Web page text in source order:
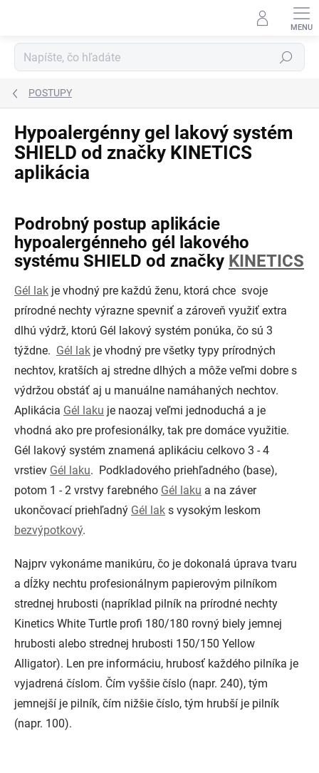
Hľadať
POSTUPY
Hypoalergénny gel lakový systém
SHIELD od značky KINETICS
aplikácia
Podrobný postup aplikácie
hypoalergénneho gél lakového
systému SHIELD od značky KINETICS
Gél lak je vhodný pre každú ženu, ktorá chce svoje
prírodné nechty výrazne spevniť a zároveň využiť extra
dlhú výdrž, ktorú Gél lakový systém ponúka, čo sú 3
týždne. Gél lak je vhodný pre všetky typy prírodných
nechtov, kratších aj stredne dlhých a môže veľmi dobre s
výdržou obstáť aj u manuálne namáhaných nechtov.
Aplikácia Gél laku je naozaj veľmi jednoduchá a je
vhodná ako pre profesionálky, tak pre domáce využitie.
Gél lakový systém znamená aplikáciu celkovo 3 - 4
vrstiev Gél laku. Podkladového priehľadného (base),
potom 1 - 2 vrstvy farebného Gél laku a na záver
ukončovací priehľadný Gél lak s vysokým leskom
bezvýpotkový.
Najprv vykonáme manikúru, čo je dokonalá úprava tvaru
a dĺžky nechtu profesionálnym papierovým pilníkom
strednej hrubosti (napríklad pilník na prírodné nechty
Kinetics White Turtle profi 180/180 rovný biely jemnej
hrubosti alebo strednej hrubosti 150/150 Yellow
Alligator). Len pre informáciu, hrubosť každého pilníka je
vyjadrená číslom. Čím vyššie číslo (napr. 240), tým
jemnejší je pilník, čím nižšie číslo, tým hrubší je pilník
(napr. 100).